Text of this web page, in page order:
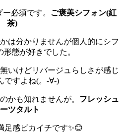
必須です。 ご褒美シフォン(紅
茶)
は分かりませんが個人的にシフ
形態が好きでした。
いけどリバージュらしさが感じ
ですよね(。-∀-)
かも知れませんが。 フレッシュ
ツタルト
足感ピカイチです✨😊